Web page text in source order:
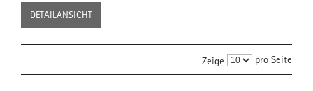
DETAILANSICHT
Zeige pro Seite